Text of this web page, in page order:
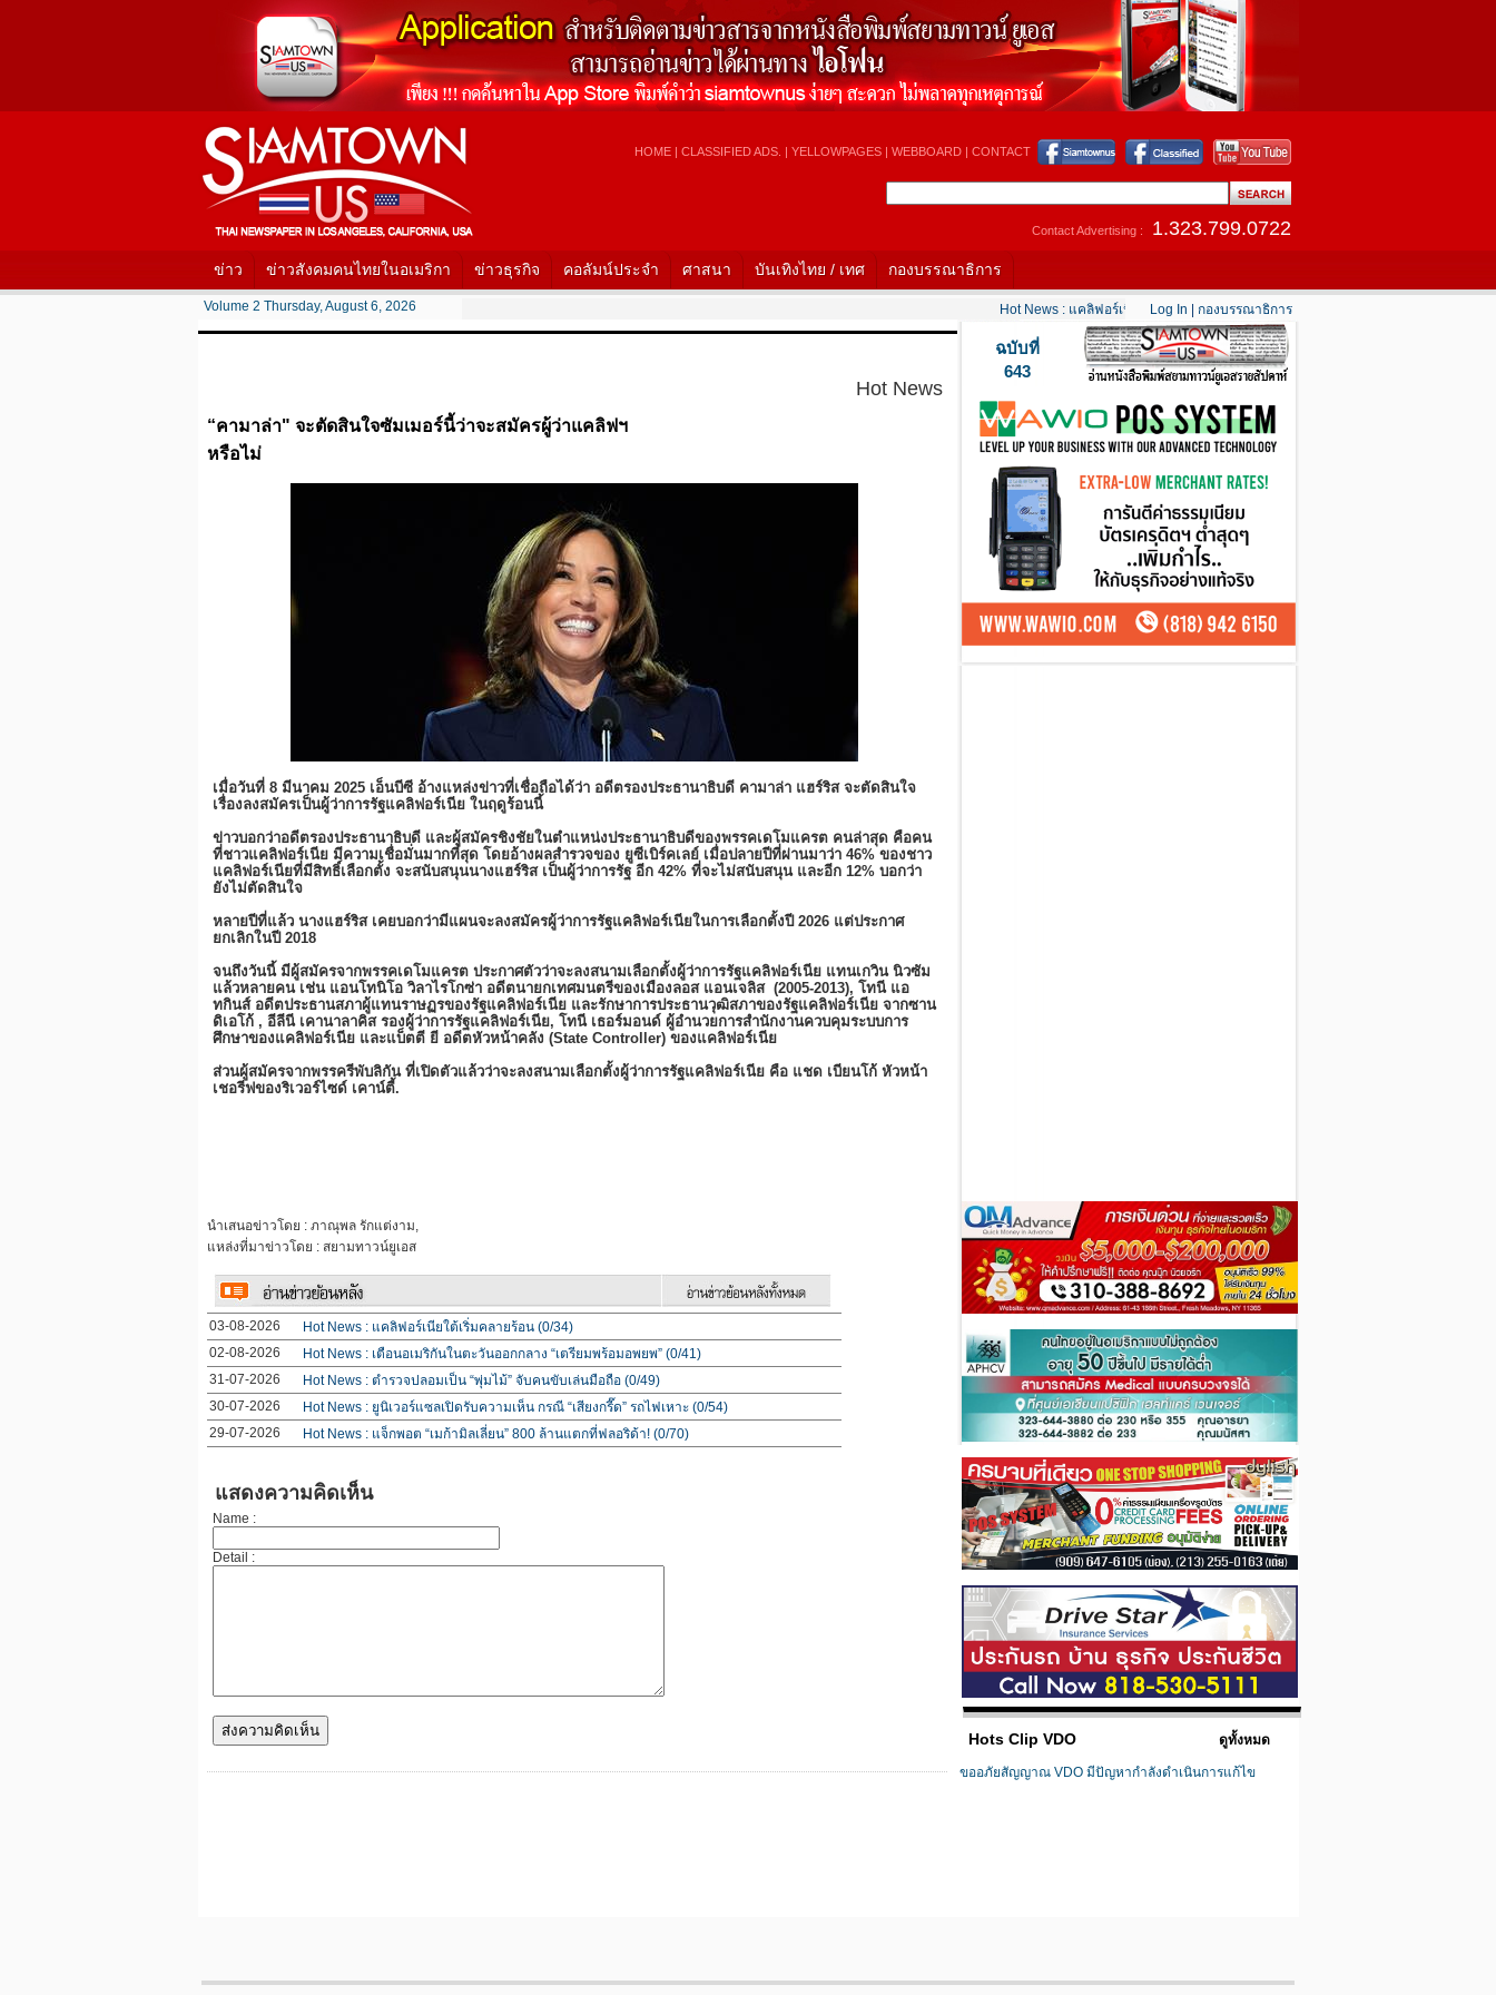
HOME| CLASSIFIED ADS. | YELLOWPAGES| WEBBOARD| CONTACT
Contact Advertising : 1.323.799.0722
ข่าว ข่าวสังคมคนไทยในอเมริกา ข่าวธุรกิจ คอลัมน์ประจำ ศาสนา บันเทิงไทย / เทศ กองบรรณาธิการ
Volume 2 Thursday, August 6, 2026 Hot News : แคลิฟอร์เนียใต้เริ่มคลายร้อน....Hot News : เตือนอเมริกันในตะวันออกกลาง “
Log In กองบรรณาธิการ
Hot News
“คามาล่า" จะตัดสินใจซัมเมอร์นี้ว่าจะสมัครผู้ว่าแคลิฟฯ
หรือไม่
เมื่อวันที่ 8 มีนาคม 2025 เอ็นบีซี อ้างแหล่งข่าวที่เชื่อถือได้ว่า อดีตรองประธานาธิบดี คามาล่า แฮร์ริส จะตัดสินใจ
เรื่องลงสมัครเป็นผู้ว่าการรัฐแคลิฟอร์เนีย ในฤดูร้อนนี้
ข่าวบอกว่าอดีตรองประธานาธิบดี และผู้สมัครชิงชัยในตำแหน่งประธานาธิบดีของพรรคเดโมแครต คนล่าสุด คือคน
ที่ชาวแคลิฟอร์เนีย มีความเชื่อมั่นมากที่สุด โดยอ้างผลสำรวจของ ยูซีเบิร์คเลย์ เมื่อปลายปีที่ผ่านมาว่า 46% ของชาว
แคลิฟอร์เนียที่มีสิทธิ์เลือกตั้ง จะสนับสนุนนางแฮร์ริส เป็นผู้ว่าการรัฐ อีก 42% ที่จะไม่สนับสนุน และอีก 12% บอกว่า
ยังไม่ตัดสินใจ
หลายปีที่แล้ว นางแฮร์ริส เคยบอกว่ามีแผนจะลงสมัครผู้ว่าการรัฐแคลิฟอร์เนียในการเลือกตั้งปี 2026 แต่ประกาศ
ยกเลิกในปี 2018
จนถึงวันนี้ มีผู้สมัครจากพรรคเดโมแครต ประกาศตัวว่าจะลงสนามเลือกตั้งผู้ว่าการรัฐแคลิฟอร์เนีย แทนเกวิน นิวซัม
แล้วหลายคน เช่น แอนโทนิโอ วิลาไรโกซ่า อดีตนายกเทศมนตรีของเมืองลอส แอนเจลิส (2005-2013), โทนี แอ
ทกินส์ อดีตประธานสภาผู้แทนราษฏรของรัฐแคลิฟอร์เนีย และรักษาการประธานวุฒิสภาของรัฐแคลิฟอร์เนีย จากซาน
ดิเอโก้ , อีลีนี เคานาลาคิส รองผู้ว่าการรัฐแคลิฟอร์เนีย, โทนี เธอร์มอนด์ ผู้อำนวยการสำนักงานควบคุมระบบการ
ศึกษาของแคลิฟอร์เนีย และแบ็ตตี ยี อดีตหัวหน้าคลัง (State Controller) ของแคลิฟอร์เนีย
ส่วนผู้สมัครจากพรรครีพับลิกัน ที่เปิดตัวแล้วว่าจะลงสนามเลือกตั้งผู้ว่าการรัฐแคลิฟอร์เนีย คือ แชด เบียนโก้ หัวหน้า
เชอรีฟของริเวอร์ไซด์ เคาน์ตี้.
นำเสนอข่าวโดย : ภาณุพล รักแต่งาม,
แหล่งที่มาข่าวโดย : สยามทาวน์ยูเอส
03-08-2026
Hot News : แคลิฟอร์เนียใต้เริ่มคลายร้อน (0/34)
02-08-2026
Hot News : เตือนอเมริกันในตะวันออกกลาง “เตรียมพร้อมอพยพ” (0/41)
31-07-2026
Hot News : ตำรวจปลอมเป็น “พุ่มไม้” จับคนขับเล่นมือถือ (0/49)
30-07-2026
Hot News : ยูนิเวอร์แซลเปิดรับความเห็น กรณี “เสียงกรี๊ด” รถไฟเหาะ (0/54)
29-07-2026
Hot News : แจ็กพอต “เมก้ามิลเลี่ยน” 800 ล้านแตกที่ฟลอริด้า! (0/70)
แสดงความคิดเห็น
Name :
Detail :
ฉบับที่
643
Hots Clip VDO ดูทั้งหมด
ขออภัยสัญญาณ VDO มีปัญหากำลังดำเนินการแก้ไข